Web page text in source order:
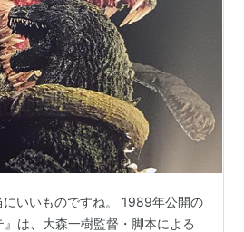
いいものですね。 1989年公開の
』は、大森一樹監督・脚本による